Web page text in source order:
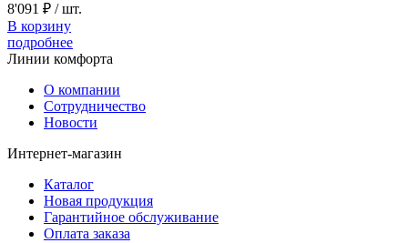
8'091 ₽ / шт.
В корзину
подробнее
Линии комфорта
О компании
Сотрудничество
Новости
Интернет-магазин
Каталог
Новая продукция
Гарантийное обслуживание
Оплата заказа